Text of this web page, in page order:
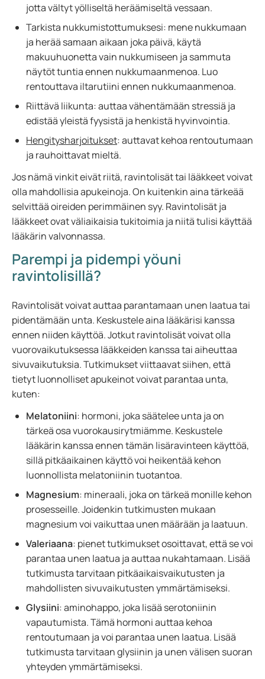
jotta vältyt yölliseltä heräämiseltä vessaan.
Tarkista nukkumistottumuksesi: mene nukkumaan
ja herää samaan aikaan joka päivä, käytä
makuuhuonetta vain nukkumiseen ja sammuta
näytöt tuntia ennen nukkumaanmenoa. Luo
rentouttava iltarutiini ennen nukkumaanmenoa.
Riittävä liikunta: auttaa vähentämään stressiä ja
edistää yleistä fyysistä ja henkistä hyvinvointia.
Hengitysharjoitukset: auttavat kehoa rentoutumaan
ja rauhoittavat mieltä.
Jos nämä vinkit eivät riitä, ravintolisät tai lääkkeet voivat
olla mahdollisia apukeinoja. On kuitenkin aina tärkeää
selvittää oireiden perimmäinen syy. Ravintolisät ja
lääkkeet ovat väliaikaisia tukitoimia ja niitä tulisi käyttää
lääkärin valvonnassa.
Parempi ja pidempi yöuni
ravintolisillä?
Ravintolisät voivat auttaa parantamaan unen laatua tai
pidentämään unta. Keskustele aina lääkärisi kanssa
ennen niiden käyttöä. Jotkut ravintolisät voivat olla
vuorovaikutuksessa lääkkeiden kanssa tai aiheuttaa
sivuvaikutuksia. Tutkimukset viittaavat siihen, että
tietyt luonnolliset apukeinot voivat parantaa unta,
kuten:
Melatoniini: hormoni, joka säätelee unta ja on
tärkeä osa vuorokausirytmiämme. Keskustele
lääkärin kanssa ennen tämän lisäravinteen käyttöä,
sillä pitkäaikainen käyttö voi heikentää kehon
luonnollista melatoniinin tuotantoa.
Magnesium: mineraali, joka on tärkeä monille kehon
prosesseille. Joidenkin tutkimusten mukaan
magnesium voi vaikuttaa unen määrään ja laatuun.
Valeriaana: pienet tutkimukset osoittavat, että se voi
parantaa unen laatua ja auttaa nukahtamaan. Lisää
tutkimusta tarvitaan pitkäaikaisvaikutusten ja
mahdollisten sivuvaikutusten ymmärtämiseksi.
Glysiini: aminohappo, joka lisää serotoniinin
vapautumista. Tämä hormoni auttaa kehoa
rentoutumaan ja voi parantaa unen laatua. Lisää
tutkimusta tarvitaan glysiinin ja unen välisen suoran
yhteyden ymmärtämiseksi.